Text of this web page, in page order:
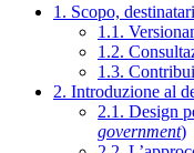
1. Scopo,
1.1.
1.2.
1.3.
2. Introduzione al
2.1. Design
government)